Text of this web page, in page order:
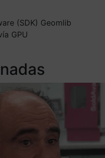
(SDK) Geomlib
GPU